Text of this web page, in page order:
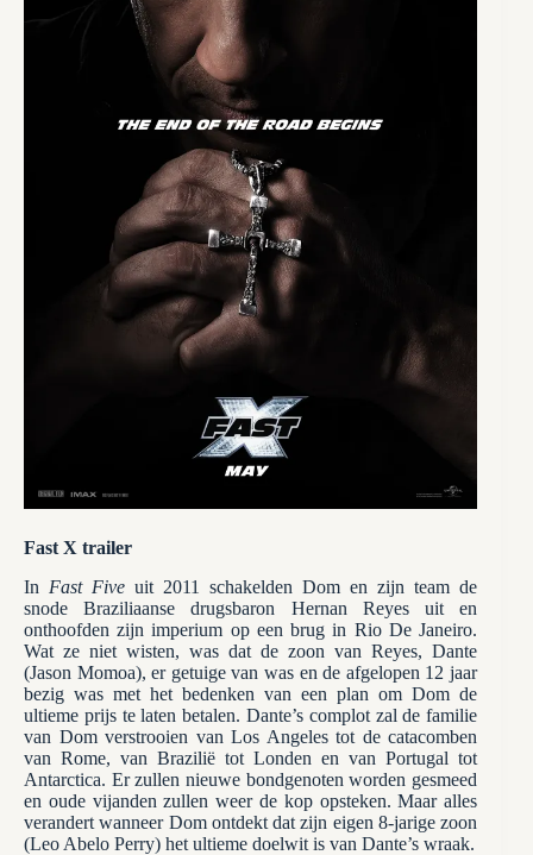
Fast X trailer
In Fast Five uit 2011 schakelden Dom en zijn team de
snode Braziliaanse drugsbaron Hernan Reyes uit en
onthoofden zijn imperium op een brug in Rio De Janeiro.
Wat ze niet wisten, was dat de zoon van Reyes, Dante
(Jason Momoa), er getuige van was en de afgelopen 12 jaar
bezig was met het bedenken van een plan om Dom de
ultieme prijs te laten betalen. Dante’s complot zal de familie
van Dom verstrooien van Los Angeles tot de catacomben
van Rome, van Brazilië tot Londen en van Portugal tot
Antarctica. Er zullen nieuwe bondgenoten worden gesmeed
en oude vijanden zullen weer de kop opsteken. Maar alles
verandert wanneer Dom ontdekt dat zijn eigen 8-jarige zoon
(Leo Abelo Perry) het ultieme doelwit is van Dante’s wraak.